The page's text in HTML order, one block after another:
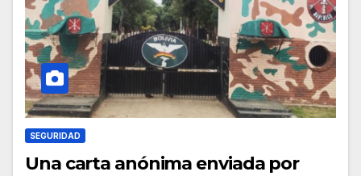
SEGURIDAD
Una carta anónima enviada por